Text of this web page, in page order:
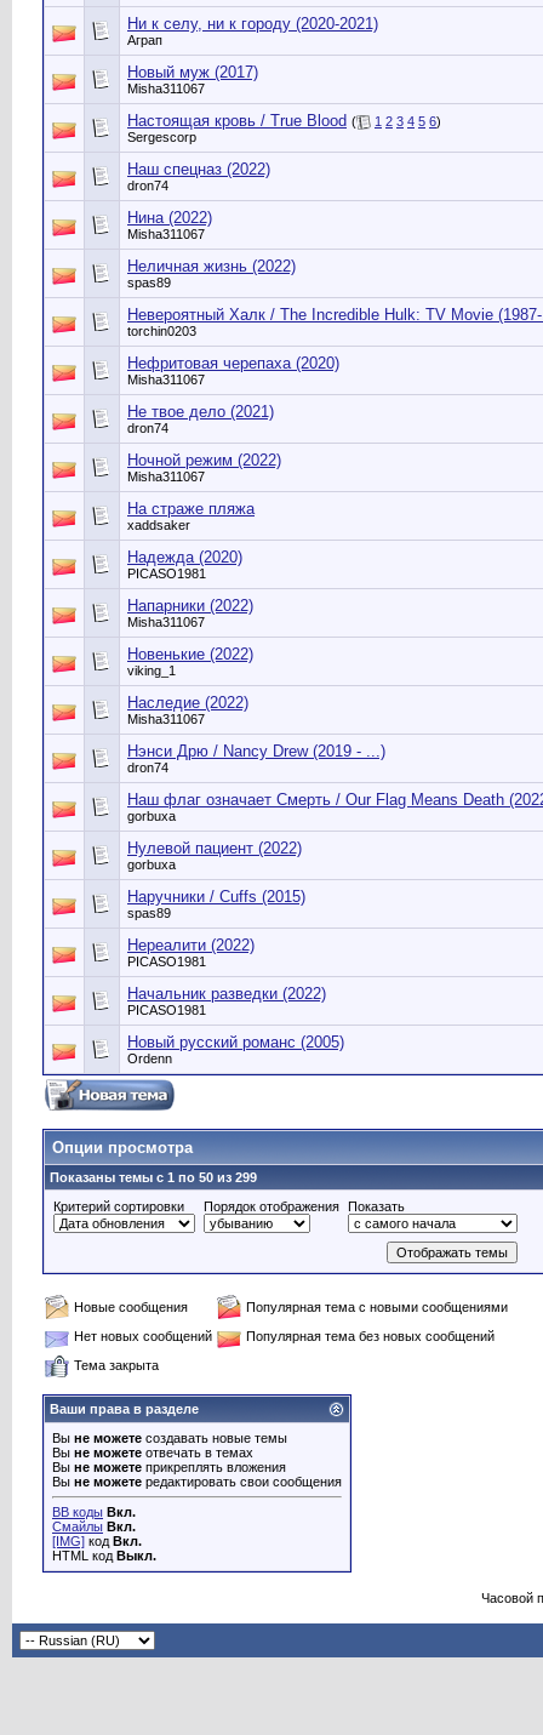
Ни к селу, ни к городу (2020-2021)
Аграп
Новый муж (2017)
Misha311067
Настоящая кровь / True Blood ( 1 2 3 4 5 6)
Sergescorp
Наш спецназ (2022)
dron74
Нина (2022)
Misha311067
Неличная жизнь (2022)
spas89
Невероятный Халк / The Incredible Hulk: TV Movie
torchin0203
Нефритовая черепаха (2020)
Misha311067
Не твое дело (2021)
dron74
Ночной режим (2022)
Misha311067
На страже пляжа
xaddsaker
Надежда (2020)
PICASO1981
Напарники (2022)
Misha311067
Новенькие (2022)
viking_1
Наследие (2022)
Misha311067
Нэнси Дрю / Nancy Drew (2019 - ...)
dron74
Наш флаг означает Смерть / Our Flag Means Death
gorbuxa
Нулевой пациент (2022)
gorbuxa
Наручники / Cuffs (2015)
spas89
Нереалити (2022)
PICASO1981
Начальник разведки (2022)
PICASO1981
Новый русский романс (2005)
Ordenn
Опции просмотра
Показаны темы с 1 по 50 из 299
Критерий сортировки
Порядок отображения Показать
Новые сообщения
Популярная тема с новыми сообщениями
Нет новых сообщений
Популярная тема без новых сообщений
Тема закрыта
Ваши права в разделе
Вы не можете создавать новые темы
Вы не можете отвечать в темах
Вы не можете прикреплять вложения
Вы не можете редактировать свои сообщения
BB коды Вкл.
Смайлы Вкл.
[IMG] код Вкл.
HTML код Выкл.
Часовой